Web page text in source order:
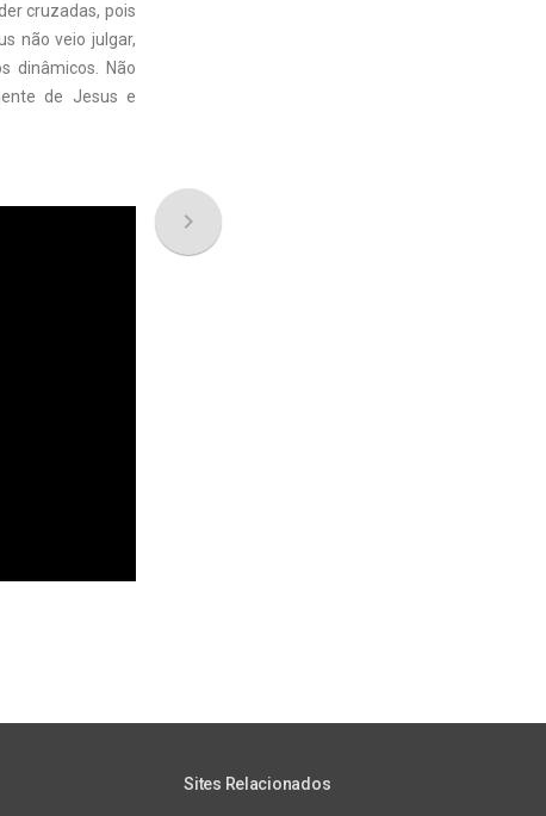
cruzadas, pois
não veio julgar,
dinâmicos. Não
de Jesus e
navigate_next
Sites Relacionados